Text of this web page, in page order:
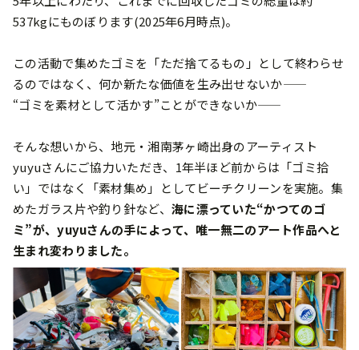
537kgにものぼります(2025年6月時点)。
この活動で集めたゴミを「ただ捨てるもの」として終わらせ
るのではなく、何か新たな価値を生み出せないか——
“ゴミを素材として活かす”ことができないか——
そんな想いから、地元・湘南茅ヶ崎出身のアーティスト
yuyuさんにご協力いただき、1年半ほど前からは「ゴミ拾
い」ではなく「素材集め」としてビーチクリーンを実施。集
めたガラス片や釣り針など、 海に漂っていた“かつてのゴ
ミ”が、yuyuさんの手によって、唯一無二のアート作品へと
生まれ変わりました。